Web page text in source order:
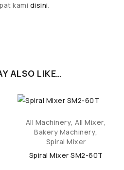
kami disini.
ALSO LIKE…
All Machinery,All Mixer,
Bakery Machinery,
Spiral Mixer
Spiral Mixer SM2-60T